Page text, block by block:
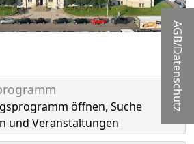
AGB/Datenschutz
öffnen, Suche
und Veranstaltungen